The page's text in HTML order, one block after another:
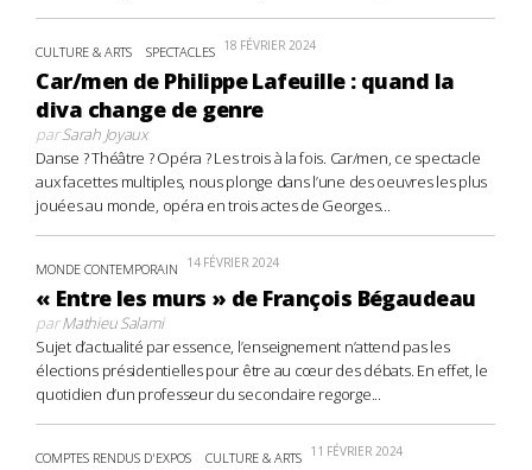
CULTURE & ARTS SPECTACLES 18 FÉVRIER 2024
Car/men de Philippe Lafeuille : quand la
diva change de genre
parSarah Joyaux
Danse ? Théâtre ? Opéra ? Les trois à la fois. Car/men, ce spectacle
aux facettes multiples, nous plonge dans l’une des oeuvres les plus
jouées au monde, opéra en trois actes de Georges...
MONDE CONTEMPORAIN 14 FÉVRIER 2024
« Entre les murs » de François Bégaudeau
parMathieu Salami
Sujet d’actualité par essence, l’enseignement n’attend pas les
élections présidentielles pour être au cœur des débats. En effet, le
quotidien d’un professeur du secondaire regorge...
COMPTES RENDUS D'EXPOS CULTURE & ARTS 11 FÉVRIER 2024